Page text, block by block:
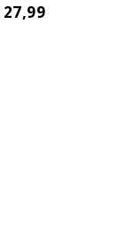
27,99